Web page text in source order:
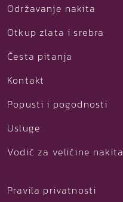
Održavanje nakita
Otkup zlata i srebra
Česta pitanja
Kontakt
Popusti i pogodnosti
Usluge
Vodič za veličine nakita
Pravila privatnosti